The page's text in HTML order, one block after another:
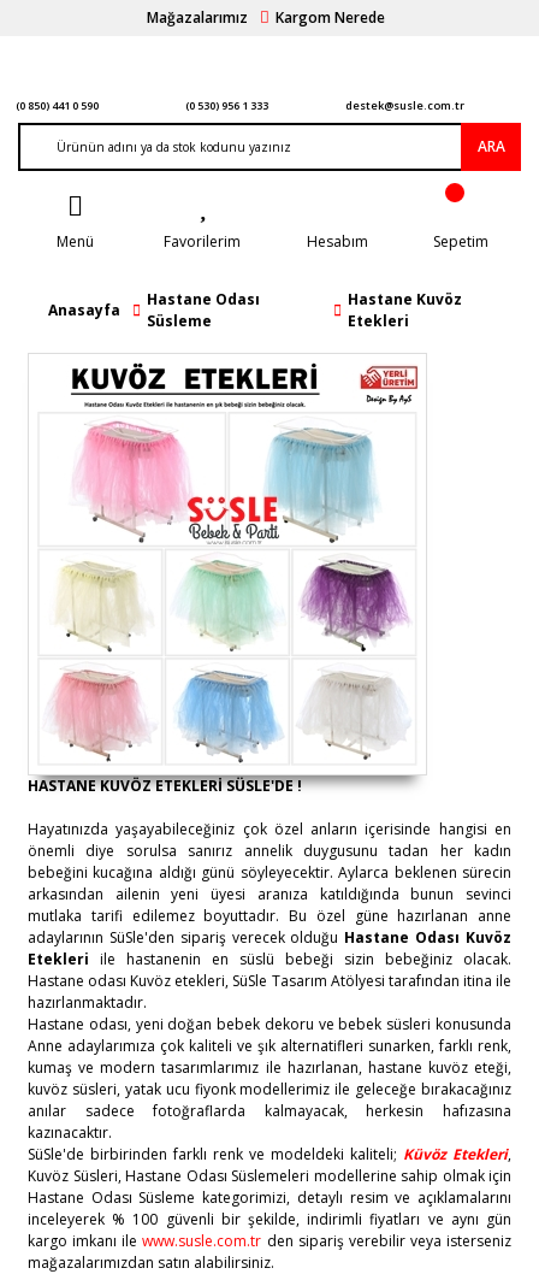
Mağazalarımız Kargom Nerede
(0 850) 441 0 590 (0 530) 956 1 333 destek@susle.com.tr
ARA
Menü Favorilerim Hesabım Sepetim
Anasayfa
Hastane Odası
Süsleme
Hastane Kuvöz
Etekleri
HASTANE KUVÖZ ETEKLERİ SÜSLE'DE !
Hayatınızda yaşayabileceğiniz çok özel anların içerisinde hangisi en
önemli diye sorulsa sanırız annelik duygusunu tadan her kadın
bebeğini kucağına aldığı günü söyleyecektir. Aylarca beklenen sürecin
arkasından ailenin yeni üyesi aranıza katıldığında bunun sevinci
mutlaka tarifi edilemez boyuttadır. Bu özel güne hazırlanan anne
adaylarının SüSle'den sipariş verecek olduğu Hastane Odası Kuvöz
Etekleri ile hastanenin en süslü bebeği sizin bebeğiniz olacak.
Hastane odası Kuvöz etekleri, SüSle Tasarım Atölyesi tarafından itina ile
hazırlanmaktadır.
Hastane odası, yeni doğan bebek dekoru ve bebek süsleri konusunda
Anne adaylarımıza çok kaliteli ve şık alternatifleri sunarken, farklı renk,
kumaş ve modern tasarımlarımız ile hazırlanan, hastane kuvöz eteği,
kuvöz süsleri, yatak ucu fiyonk modellerimiz ile geleceğe bırakacağınız
anılar sadece fotoğraflarda kalmayacak, herkesin hafızasına
kazınacaktır.
SüSle'de birbirinden farklı renk ve modeldeki kaliteli; Küvöz Etekleri,
Kuvöz Süsleri, Hastane Odası Süslemeleri modellerine sahip olmak için
Hastane Odası Süsleme kategorimizi, detaylı resim ve açıklamalarını
inceleyerek % 100 güvenli bir şekilde, indirimli fiyatları ve aynı gün
kargo imkanı ilewww.susle.com.tr den sipariş verebilir veya isterseniz
mağazalarımızdan satın alabilirsiniz.